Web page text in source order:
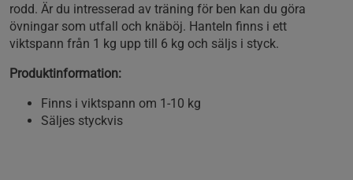
rodd. Är du intresserad av träning för ben kan du göra
övningar som utfall och knäböj. Hanteln finns i ett
viktspann från 1 kg upp till 6 kg och säljs i styck.
Produktinformation:
Finns i viktspann om 1-10 kg
Säljes styckvis